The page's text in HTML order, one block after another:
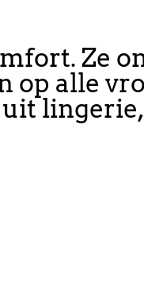
Ze
op alle